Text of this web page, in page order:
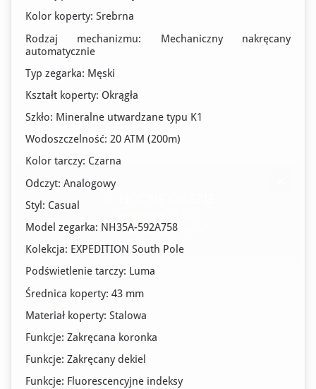
Do końca promocji: 3h 50m 55s
Kolor koperty: Srebrna
Rodzaj mechanizmu: Mechaniczny nakręcany
automatycznie
Typ zegarka: Męski
Kształt koperty: Okrągła
Szkło: Mineralne utwardzane typu K1
Wodoszczelność: 20 ATM (200m)
Kolor tarczy: Czarna
Odczyt: Analogowy
Styl: Casual
Model zegarka: NH35A-592A758
Kolekcja: EXPEDITION South Pole
Podświetlenie tarczy: Luma
Średnica koperty: 43 mm
Materiał koperty: Stalowa
Funkcje: Zakręcana koronka
Funkcje: Zakręcany dekiel
Funkcje: Fluorescencyjne indeksy